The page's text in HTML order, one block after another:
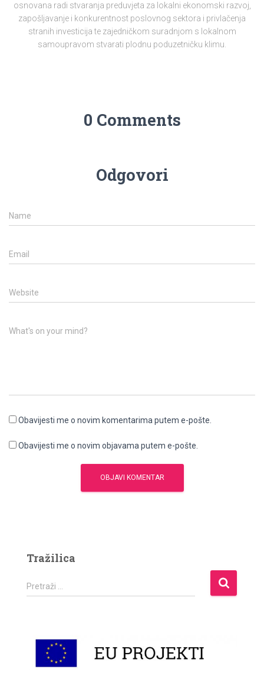
osnovana radi stvaranja preduvjeta za lokalni ekonomski razvoj,
zapošljavanje i konkurentnost poslovnog sektora i privlačenja
stranih investicija te zajedničkom suradnjom s lokalnom
samoupravom stvarati plodnu poduzetničku klimu.
0 Comments
Odgovori
Name
Email
Website
What's on your mind?
Obavijesti me o novim komentarima putem e-pošte.
Obavijesti me o novim objavama putem e-pošte.
Tražilica
P
r
Pretraži …